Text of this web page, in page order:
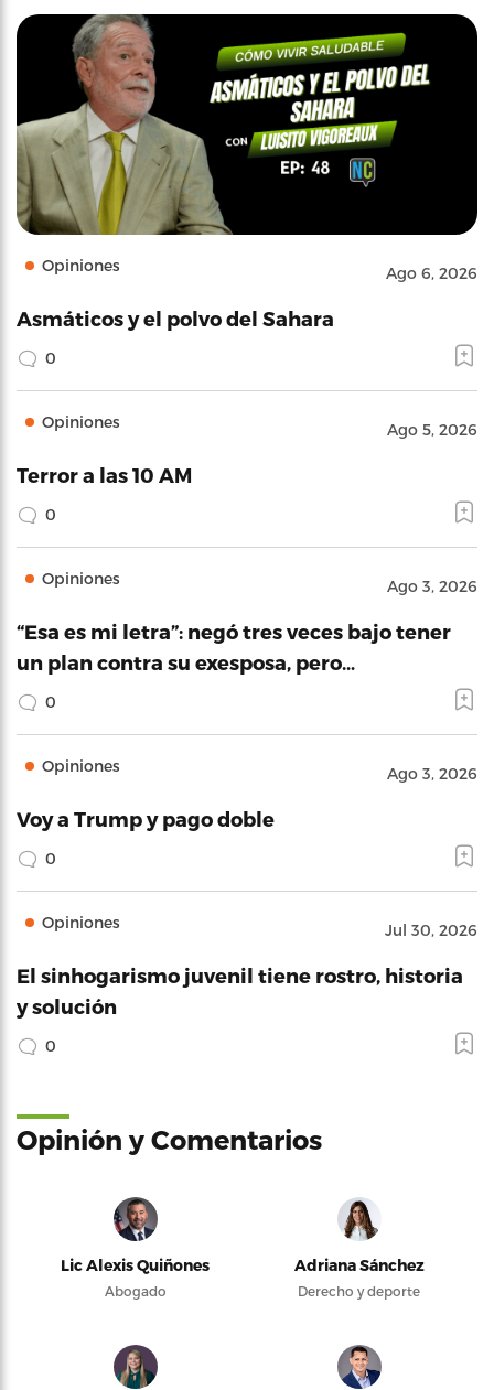
Opiniones Ago 6, 2026
Asmáticos y el polvo del Sahara
0
Opiniones Ago 5, 2026
Terror a las 10 AM
0
Opiniones Ago 3, 2026
“Esa es mi letra”: negó tres veces bajo tener
un plan contra su exesposa, pero…
0
Opiniones Ago 3, 2026
Voy a Trump y pago doble
0
Opiniones Jul 30, 2026
El sinhogarismo juvenil tiene rostro, historia
y solución
0
Opinión y Comentarios
Lic Alexis Quiñones
Abogado
Adriana Sánchez
Derecho y deporte